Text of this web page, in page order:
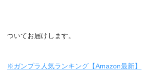
ついてお届けします。
※ガンプラ人気ランキング【Amazon最新】